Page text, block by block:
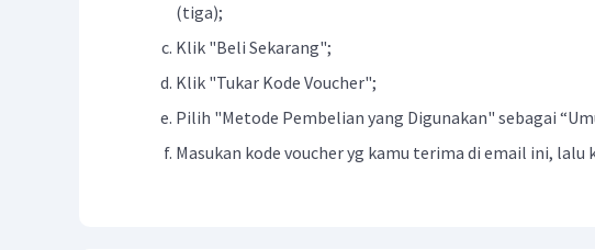
(tiga);
Klik "Beli Sekarang";
Klik "Tukar Kode Voucher";
Pilih "Metode Pembelian yang Digunakan" sebagai
Masukan kode voucher yg kamu terima di email ini, lalu